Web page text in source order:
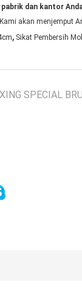
dan kantor
akan menjemput
, Sikat Pembersih
SPECIAL